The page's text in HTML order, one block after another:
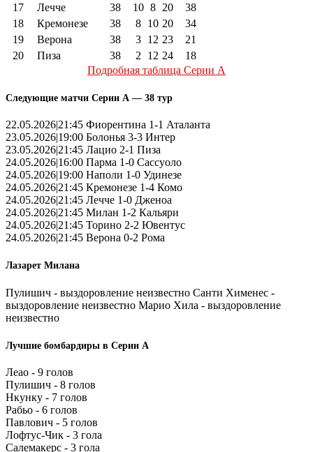
17
Лечче 38 10 8 20
38
18
Кремонезе 38 8 10 20
34
19
Верона 38 3 12 23
21
20
Пиза 38 2 12 24
18
Подробная таблица Серии А
Следующие матчи Серии А — 38 тур
22.05.2026|21:45 Фиорентина 1-1 Аталанта
23.05.2026|19:00 Болонья 3-3 Интер
23.05.2026|21:45 Лацио 2-1 Пиза
24.05.2026|16:00 Парма 1-0 Сассуоло
24.05.2026|19:00 Наполи 1-0 Удинезе
24.05.2026|21:45 Кремонезе 1-4 Комо
24.05.2026|21:45 Лечче 1-0 Дженоа
24.05.2026|21:45 Милан 1-2 Кальяри
24.05.2026|21:45 Торино 2-2 Ювентус
24.05.2026|21:45 Верона 0-2 Рома
Лазарет Милана
Пулишич - выздоровление неизвестно Санти Хименес -
выздоровление неизвестно Марио Хила - выздоровление
неизвестно
Лучшие бомбардиры в Серии А
Леао - 9 голов
Пулишич - 8 голов
Нкунку - 7 голов
Рабьо - 6 голов
Павлович - 5 голов
Лофтус-Чик - 3 гола
Салемакерс - 3 гола